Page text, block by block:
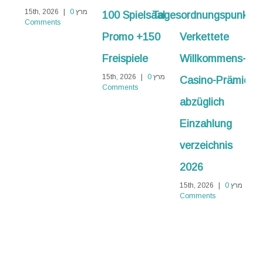
מרץ 15th, 20260
100 Spielsaal
Promo +150
Freispiele
מרץ 15th, 20260
Tagesordnungspunkt
Verkettete
Willkommens-
Casino-Prämie
abzüglich
Einzahlung
verzeichnis
מרץ 15th, 20260
No